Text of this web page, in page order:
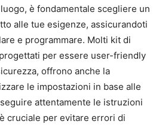
è fondamentale scegliere un
alle tue esigenze, assicurandoti
e programmare. Molti kit di
per essere user-friendly
offrono anche la
le impostazioni in base alle
attentamente le istruzioni
cruciale per evitare errori di